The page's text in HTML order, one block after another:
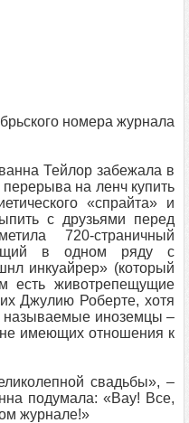
номера журнала
Тейлор забежала в
на ленч купить
«спрайта» и
с друзьями перед
720-страничный
в одном ряду с
инкуайрер» (который
есть животрепещущие
Джулию Роберте, хотя
называемые иноземцы –
имеющих отношения к
свадьбы», –
подумала: «Bay! Все,
журнале!»